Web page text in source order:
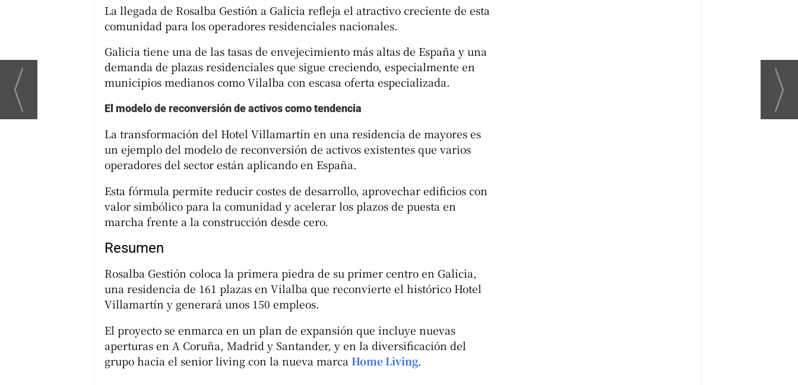
La llegada de Rosalba Gestión a Galicia refleja el atractivo creciente de esta
comunidad para los operadores residenciales nacionales.
Galicia tiene una de las tasas de envejecimiento más altas de España y una
demanda de plazas residenciales que sigue creciendo, especialmente en
municipios medianos como Vilalba con escasa oferta especializada.
El modelo de reconversión de activos como tendencia
La transformación del Hotel Villamartín en una residencia de mayores es
un ejemplo del modelo de reconversión de activos existentes que varios
operadores del sector están aplicando en España.
Esta fórmula permite reducir costes de desarrollo, aprovechar edificios con
valor simbólico para la comunidad y acelerar los plazos de puesta en
marcha frente a la construcción desde cero.
Resumen
Rosalba Gestión coloca la primera piedra de su primer centro en Galicia,
una residencia de 161 plazas en Vilalba que reconvierte el histórico Hotel
Villamartín y generará unos 150 empleos.
El proyecto se enmarca en un plan de expansión que incluye nuevas
aperturas en A Coruña, Madrid y Santander, y en la diversificación del
grupo hacia el senior living con la nueva marca Home Living.